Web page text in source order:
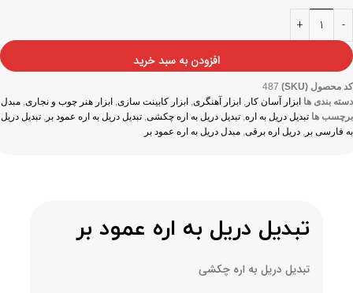
افزودن به سبد خرید
کد محصول (SKU)
487
دسته بندی ها ابزار آسان کار , ابزار آهنگری, ابزار کابینت سازی, ابزار هنر چوب و نجاری, مبدل
برچسب ها تبدیل دریل به اره, تبدیل دریل به اره چکشی, تبدیل دریل به اره عمود بر , تبدیل دریل
به فارسی بر , دریل اره برقی, مبدل دریل به اره عمود بر
تبدیل دریل به اره عمود بر
تبدیل دریل به اره چکشی